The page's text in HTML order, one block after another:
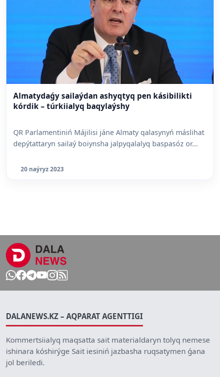
Almatydaǵy sailaýdan ashyqtyq pen kásibilikti
kórdik – túrkiialyq baqylaýshy
QR Parlamentiniń Májilisi jáne Almaty qalasynyń máslihat
depýtattaryn sailaý boiynsha jalpyqalalyq baspasóz or...
20 naýryz 2023
DALANEWS.KZ – AQPARAT AGENTTIGI
Kommertsiialyq maqsatta sait materialdaryn tolyq nemese
ishinara kóshirýge Sait iesiniń jazbasha ruqsatymen ǵana
jol beriledi.